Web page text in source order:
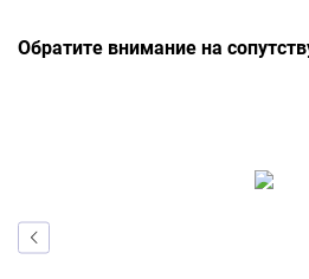
Обратите внимание на